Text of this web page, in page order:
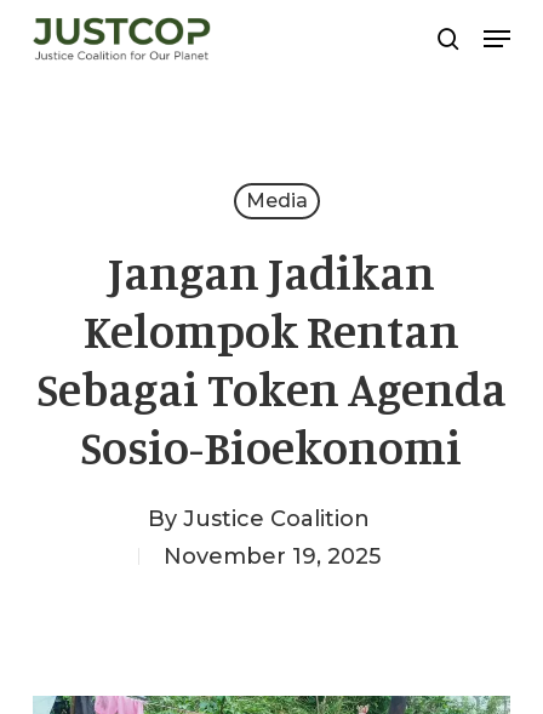
Skip
search
Media
Jangan Jadikan
Kelompok Rentan
Sebagai Token Agenda
Sosio-Bioekonomi
By Justice Coalition
November 19, 2025